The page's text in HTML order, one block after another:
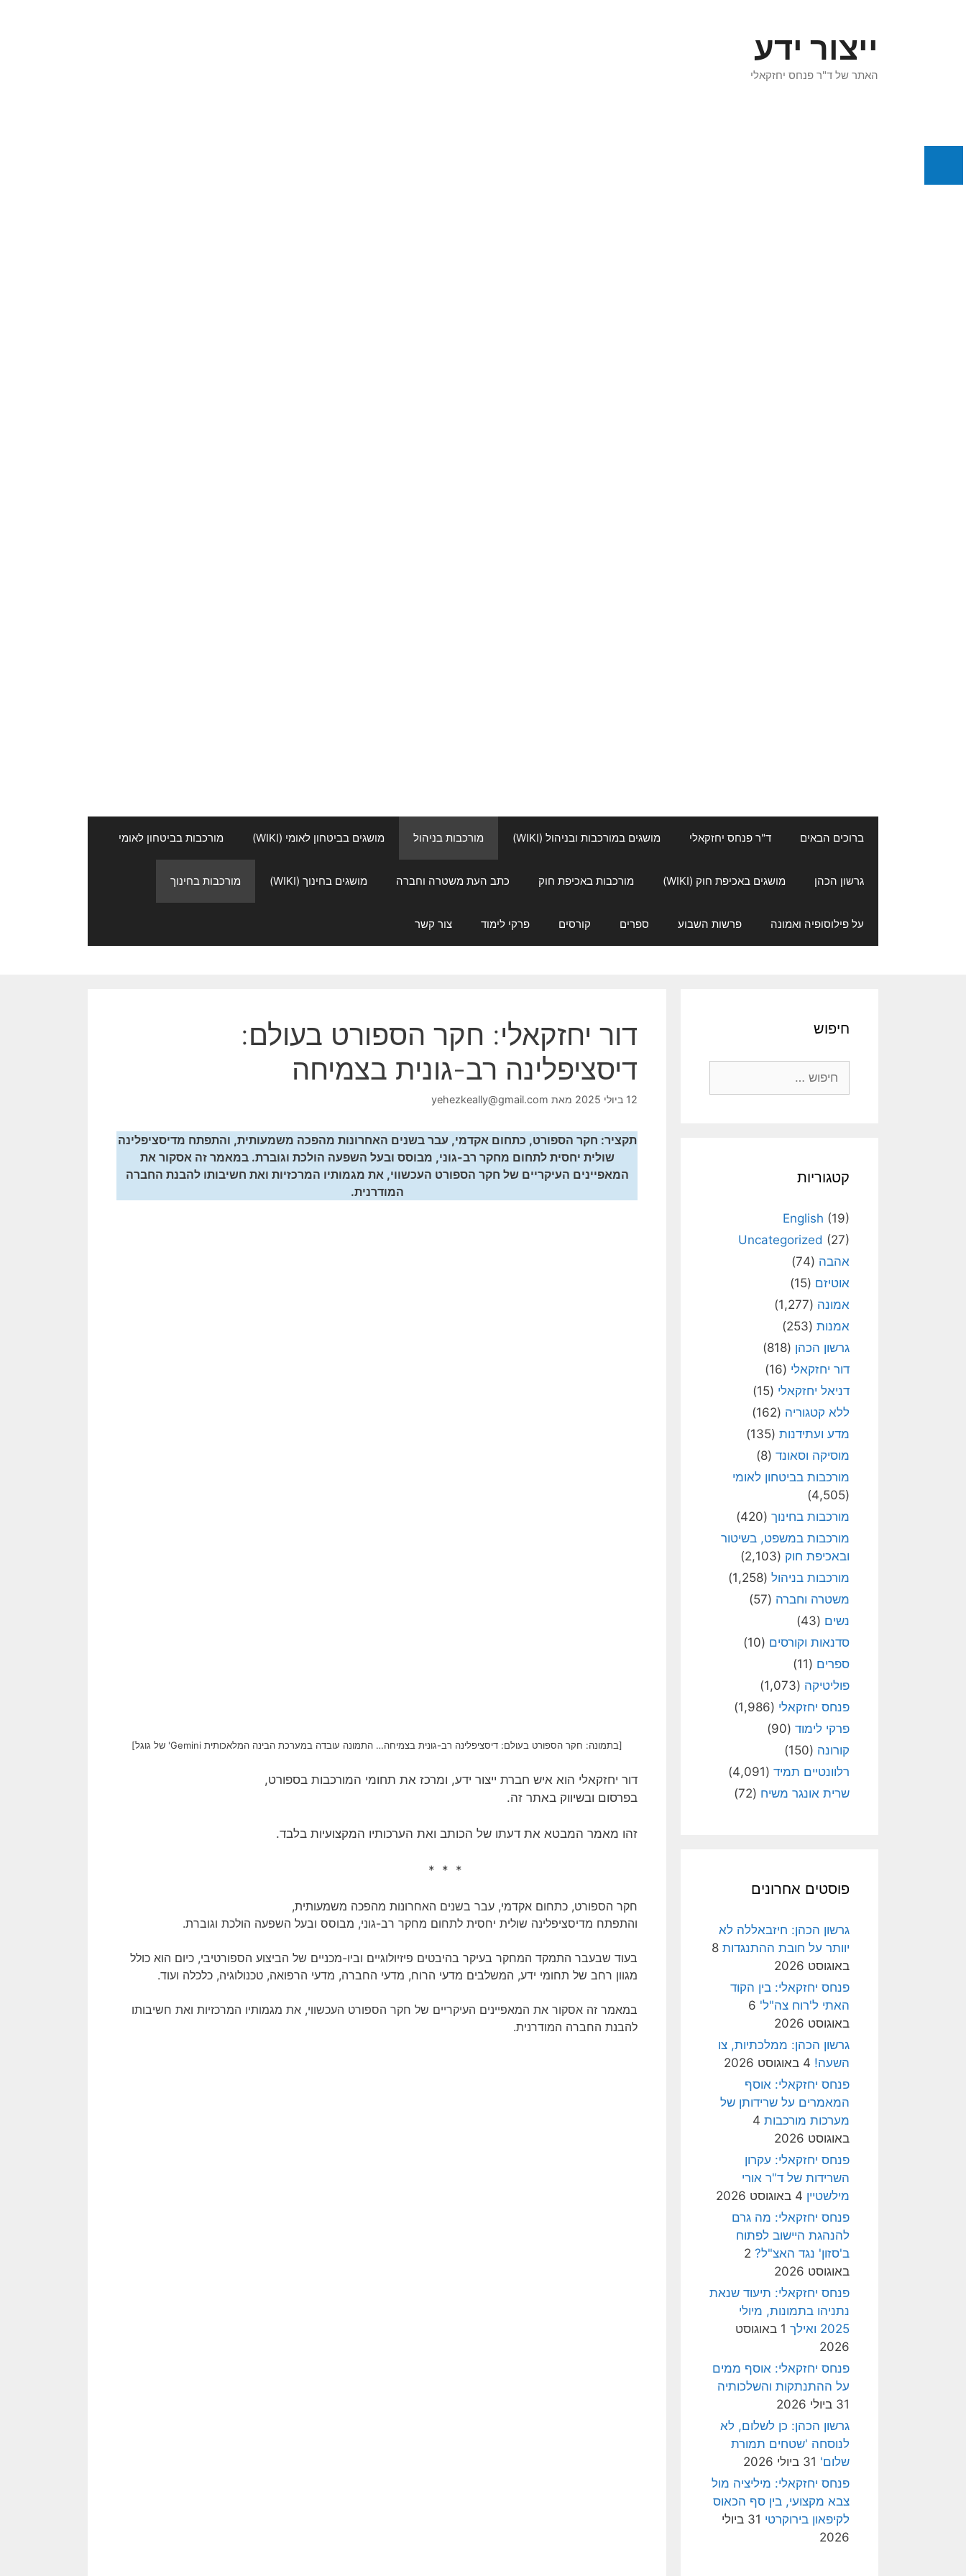
ייצור ידע
האתר של ד"ר פנחס יחזקאלי
ברוכים הבאים ד"ר פנחס יחזקאלי מושגים במורכבות ובניהול (WIKI) מורכבות בניהול מושגים בביטחון לאומי (WIKI) מורכבות בביטחון לאומי
גרשון הכהן מושגים באכיפת חוק (WIKI) מורכבות באכיפת חוק כתב העת משטרה וחברה מושגים בחינוך (WIKI) מורכבות בחינוך
על פילוסופיה ואמונה פרשות השבוע ספרים קורסים פרקי לימוד צור קשר
דור יחזקאלי: חקר הספורט בעולם:
דיסציפלינה רב-גונית בצמיחה
12 ביולי 2025 מאת yehezkeally@gmail.com
תקציר: חקר הספורט, כתחום אקדמי, עבר בשנים האחרונות מהפכה משמעותית, והתפתח מדיסציפלינה
שולית יחסית לתחום מחקר רב-גוני, מבוסס ובעל השפעה הולכת וגוברת. במאמר זה אסקור את
המאפיינים העיקריים של חקר הספורט העכשווי, את מגמותיו המרכזיות ואת חשיבותו להבנת החברה
המודרנית.
[בתמונה: חקר הספורט בעולם: דיסציפלינה רב-גונית בצמיחה… התמונה עובדה במערכת הבינה המלאכותית Gemini' של גוגל]
דור יחזקאלי הוא איש חברת ייצור ידע, ומרכז את תחומי המורכבות בספורט,
בפרסום ובשיווק באתר זה.
זהו מאמר המבטא את דעתו של הכותב ואת הערכותיו המקצועיות בלבד.
* * *
חקר הספורט, כתחום אקדמי, עבר בשנים האחרונות מהפכה משמעותית,
והתפתח מדיסציפלינה שולית יחסית לתחום מחקר רב-גוני, מבוסס ובעל השפעה הולכת וגוברת.
בעוד שבעבר התמקד המחקר בעיקר בהיבטים פיזיולוגיים וביו-מכניים של הביצוע הספורטיבי, כיום הוא כולל
מגוון רחב של תחומי ידע, המשלבים מדעי הרוח, מדעי החברה, מדעי הרפואה, טכנולוגיה, כלכלה ועוד.
במאמר זה אסקור את המאפיינים העיקריים של חקר הספורט העכשווי, את מגמותיו המרכזיות ואת חשיבותו
להבנת החברה המודרנית.
חיפוש
קטגוריות
English (19)
Uncategorized (27)
אהבה (74)
אוטיזם (15)
אמונה (1,277)
אמנות (253)
גרשון הכהן (818)
דור יחזקאלי (16)
דניאל יחזקאלי (15)
ללא קטגוריה (162)
מדע ועתידנות (135)
מוסיקה וסאונד (8)
מורכבות בביטחון לאומי
(4,505)
מורכבות בחינוך (420)
מורכבות במשפט, בשיטור
ובאכיפת חוק (2,103)
מורכבות בניהול (1,258)
משטרה וחברה (57)
נשים (43)
סדנאות וקורסים (10)
ספרים (11)
פוליטיקה (1,073)
פנחס יחזקאלי (1,986)
פרקי לימוד (90)
קורונה (150)
רלוונטיים תמיד (4,091)
שרית אונגר משיח (72)
פוסטים אחרונים
גרשון הכהן: חיזבאללה לא
יוותר על חובת ההתנגדות 8
באוגוסט 2026
פנחס יחזקאלי: בין הקוד
האתי ל'רוח צה"ל' 6
באוגוסט 2026
גרשון הכהן: ממלכתיות, צו
השעה! 4 באוגוסט 2026
פנחס יחזקאלי: אוסף
המאמרים על שרידותן של
מערכות מורכבות 4
באוגוסט 2026
פנחס יחזקאלי: עקרון
השרידות של ד"ר אורי
מילשטיין 4 באוגוסט 2026
פנחס יחזקאלי: מה גרם
להנהגת היישוב לפתוח
ב'סזון' נגד האצ"ל? 2
באוגוסט 2026
פנחס יחזקאלי: תיעוד שנאת
נתניהו בתמונות, מיולי
2025 ואילך
1 באוגוסט
2026
פנחס יחזקאלי: אוסף ממים
על ההתנתקות והשלכותיה
31 ביולי 2026
גרשון הכהן: כן לשלום, לא
לנוסחה 'שטחים תמורת
שלום' 31 ביולי 2026
פנחס יחזקאלי: מיליציה מול
צבא מקצועי, בין סף הכאוס
לקיפאון בירוקרטי
31 ביולי
2026